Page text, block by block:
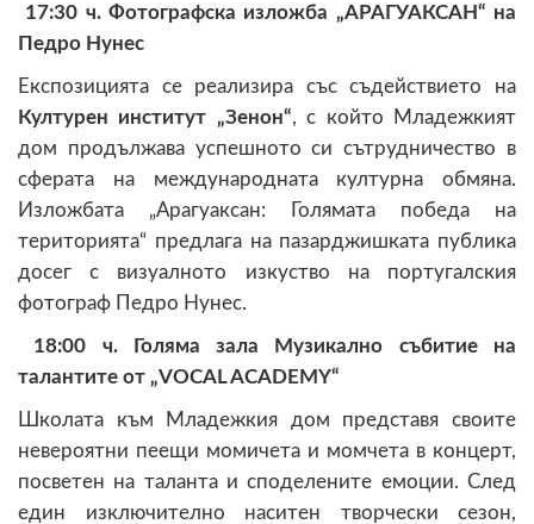
17:30 ч. Фотографска изложба „АРАГУАКСАН“ на
Педро Нунес
Експозицията се реализира със съдействието на
Културен институт „Зенон“, с който Младежкият
дом продължава успешното си сътрудничество в
сферата на международната културна обмяна.
Изложбата „Арагуаксан: Голямата победа на
територията“ предлага на пазарджишката публика
досег с визуалното изкуство на португалския
фотограф Педро Нунес.
18:00 ч. Голяма зала Музикално събитие на
талантите от „VOCAL ACADEMY“
Школата към Младежкия дом представя своите
невероятни пеещи момичета и момчета в концерт,
посветен на таланта и споделените емоции. След
един изключително наситен творчески сезон,